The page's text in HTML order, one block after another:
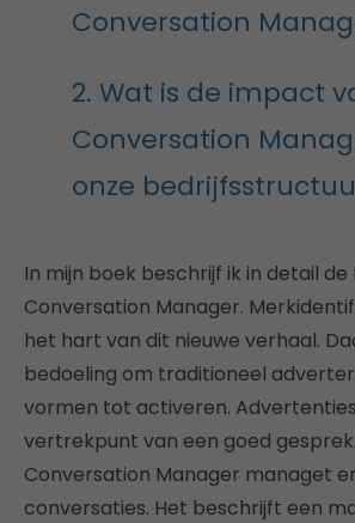
Conversation
2. Wat is de impact
Conversation
onze
In mijn boek beschrijf ik in detail de
Conversation Manager.
het hart van dit nieuwe verhaal.
bedoeling om traditioneel
vormen tot activeren.
vertrekpunt van een goed
Conversation Manager managet
conversaties. Het beschrijft een